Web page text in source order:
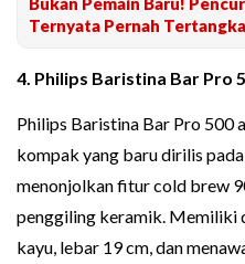
Ternyata Pernah
4. Philips Baristina Bar Pro
Philips Baristina Bar Pro 500
kompak yang baru dirilis
menonjolkan fitur cold brew
penggiling keramik. Memiliki
kayu, lebar 19 cm, dan